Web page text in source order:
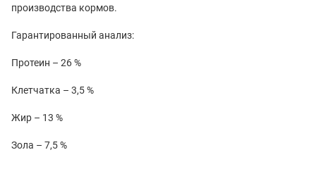
производства кормов.
Гарантированный анализ:
Протеин – 26 %
Клетчатка – 3,5 %
Жир – 13 %
Зола – 7,5 %